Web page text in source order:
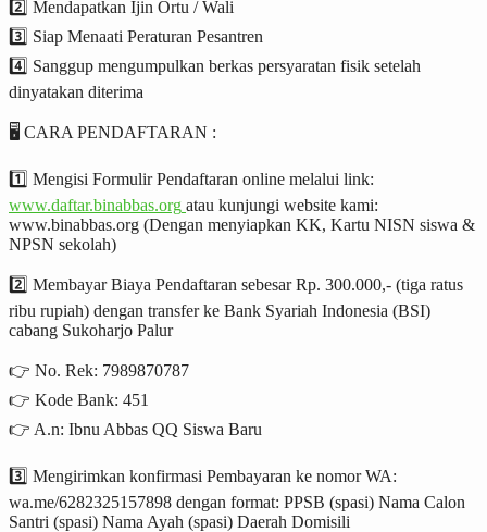
2️⃣ Mendapatkan Ijin Ortu / Wali
3️⃣ Siap Menaati Peraturan Pesantren
4️⃣ Sanggup mengumpulkan berkas persyaratan fisik setelah
dinyatakan diterima
🖥️ CARA PENDAFTARAN :
1️⃣ Mengisi Formulir Pendaftaran online melalui link:
www.daftar.binabbas.org atau kunjungi website kami:
www.binabbas.org (Dengan menyiapkan KK, Kartu NISN siswa &
NPSN sekolah)
2️⃣ Membayar Biaya Pendaftaran sebesar Rp. 300.000,- (tiga ratus
ribu rupiah) dengan transfer ke Bank Syariah Indonesia (BSI)
cabang Sukoharjo Palur
👉 No. Rek: 7989870787
👉 Kode Bank: 451
👉 A.n: Ibnu Abbas QQ Siswa Baru
3️⃣ Mengirimkan konfirmasi Pembayaran ke nomor WA:
wa.me/6282325157898 dengan format: PPSB (spasi) Nama Calon
Santri (spasi) Nama Ayah (spasi) Daerah Domisili